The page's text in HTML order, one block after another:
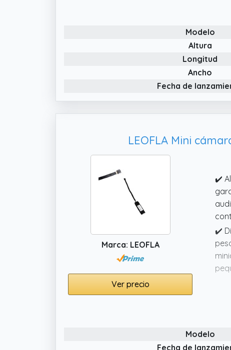
✔️
Modelo
Altura
Longitud
Ancho
Fecha de
LEOFLA Mini
Marca: LEOFLA
Ver precio
✔️
✔️
✔️
✔️
Modelo
Fecha de